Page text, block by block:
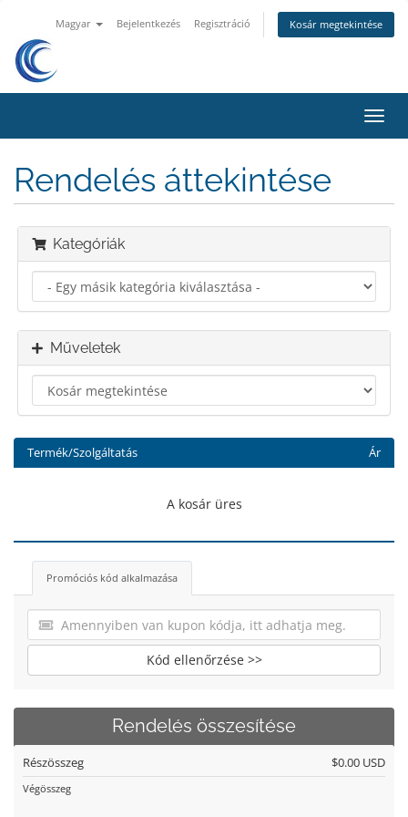
Magyar Bejelentkezés Regisztráció Kosár megtekintése
a
Rendelés áttekintése
Kategóriák
Műveletek
Termék/Szolgáltatás Ár
A kosár üres
Promóciós kód alkalmazása
Kód ellenőrzése >>
Rendelés összesítése
Részösszeg $0.00 USD
Végösszeg